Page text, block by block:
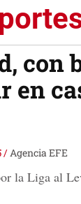
con
en
/Agencia EFE
la Liga al